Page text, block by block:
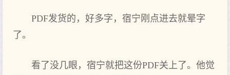
PDF发货的，好多字，宿宁刚点进去就晕字
了。
看了没几眼，宿宁就把这份PDF关上了。他觉